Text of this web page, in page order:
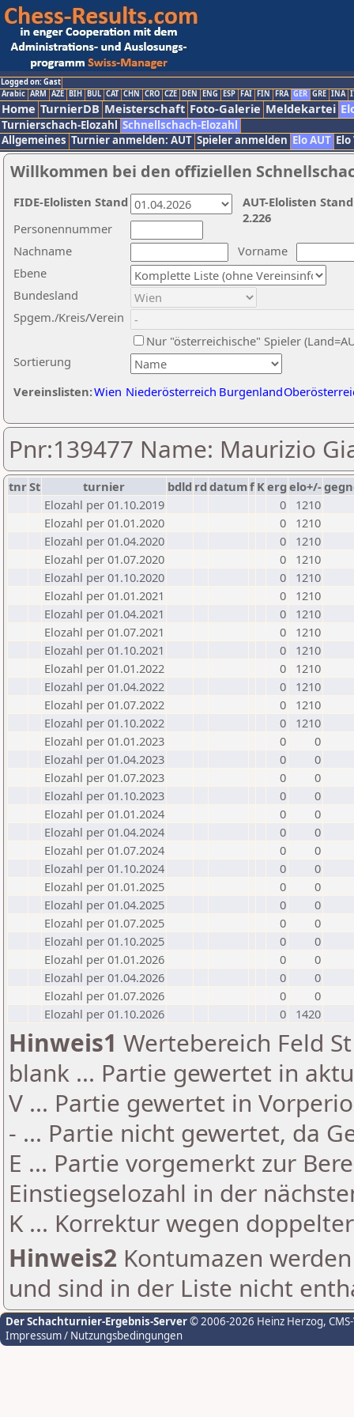
Logged on: Gast
Arabic ARM AZE BIH BUL CAT CHN CRO CZE DEN ENG ESP FAI FIN FRA GER GRE INA
Home TurnierDB Meisterschaft Foto-Galerie Meldekartei
Turnierschach-Elozahl Schnellschach-Elozahl
Allgemeines Turnier anmelden: AUT Spieler anmelden Elo AUT
Willkommen bei den offiziellen
Nachname
Vorname
Ebene
Sortierung
Personennummer
Bundesland
Spgem./Kreis/Verein
Nur "österreichische" Spieler
Vereinslisten:Wien Niederösterreich Burgenland
AUT-Elolisten
2.226
FIDE-Elolisten Stand
Pnr:139477 Name: Maurizio
tnrSt turnier bdld rd datumf Kerg elo+/-
Elozahl per 01.10.2019
0
1210
Elozahl per 01.01.2020
0
1210
Elozahl per 01.04.2020
0
1210
Elozahl per 01.07.2020
0
1210
Elozahl per 01.10.2020
0
1210
Elozahl per 01.01.2021
0
1210
Elozahl per 01.04.2021
0
1210
Elozahl per 01.07.2021
0
1210
Elozahl per 01.10.2021
0
1210
Elozahl per 01.01.2022
0
1210
Elozahl per 01.04.2022
0
1210
Elozahl per 01.07.2022
0
1210
Elozahl per 01.10.2022
0
1210
Elozahl per 01.01.2023
0
0
Elozahl per 01.04.2023
0
0
Elozahl per 01.07.2023
0
0
Elozahl per 01.10.2023
0
0
Elozahl per 01.01.2024
0
0
Elozahl per 01.04.2024
0
0
Elozahl per 01.07.2024
0
0
Elozahl per 01.10.2024
0
0
Elozahl per 01.01.2025
0
0
Elozahl per 01.04.2025
0
0
Elozahl per 01.07.2025
0
0
Elozahl per 01.10.2025
0
0
Elozahl per 01.01.2026
0
0
Elozahl per 01.04.2026
0
0
Elozahl per 01.07.2026
0
0
Elozahl per 01.10.2026
0 1420
Hinweis1 Wertebereich Feld
blank ... Partie gewertet in
V ... Partie gewertet in
- ... Partie nicht gewertet, da
E ... Partie vorgemerkt zur
Einstiegselozahl in der
K ... Korrektur wegen
Hinweis2 Kontumazen
und sind in der Liste nicht
Der Schachturnier-Ergebnis-Server© 2006-2026 Heinz Herzog,
Impressum / Nutzungsbedingungen